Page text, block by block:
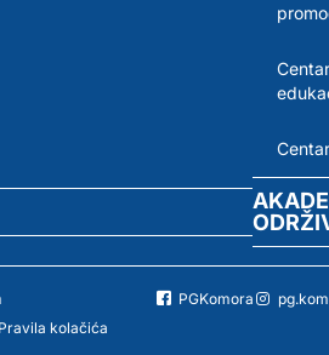
PGKomora
Pravila kolačića